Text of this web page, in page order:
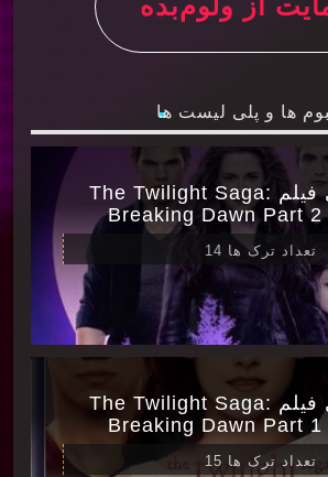
ها و پلی لیست ها
آهنگ های فیلم The Twilight Saga:
Breaking Dawn Part 2
تعداد ترک ها 14
آهنگ های فیلم The Twilight Saga:
Breaking Dawn Part 1
تعداد ترک ها 15